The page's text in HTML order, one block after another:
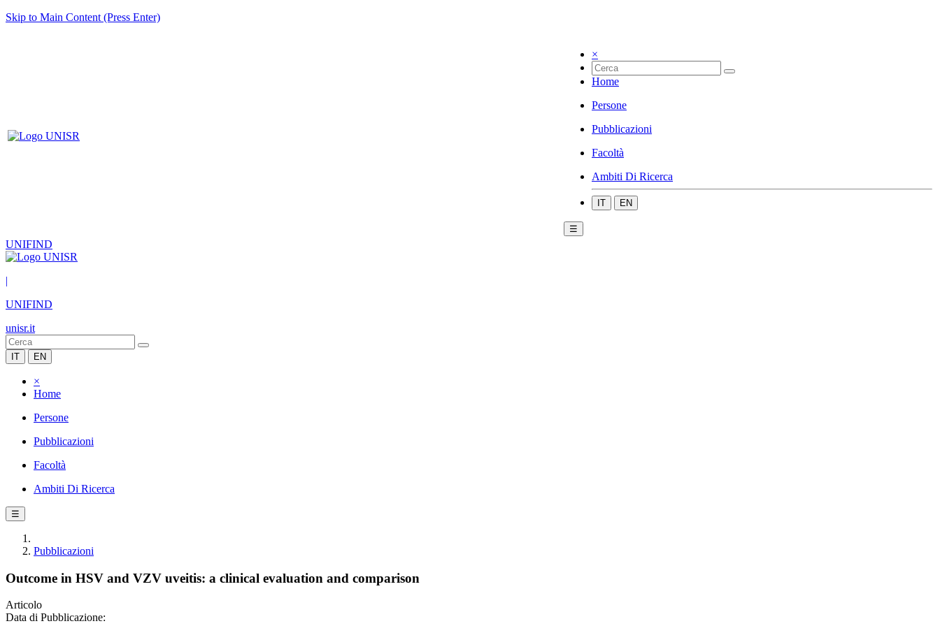
Skip to Main Content (Press Enter)
×
Home
Persone
Pubblicazioni
Facoltà
Ambiti Di Ricerca
IT EN
☰
UNIFIND
|
UNIFIND
unisr.it
IT EN
×
Home
Persone
Pubblicazioni
Facoltà
Ambiti Di Ricerca
☰
Pubblicazioni
Outcome in HSV and VZV uveitis: a clinical evaluation and comparison
Articolo
Data di Pubblicazione: